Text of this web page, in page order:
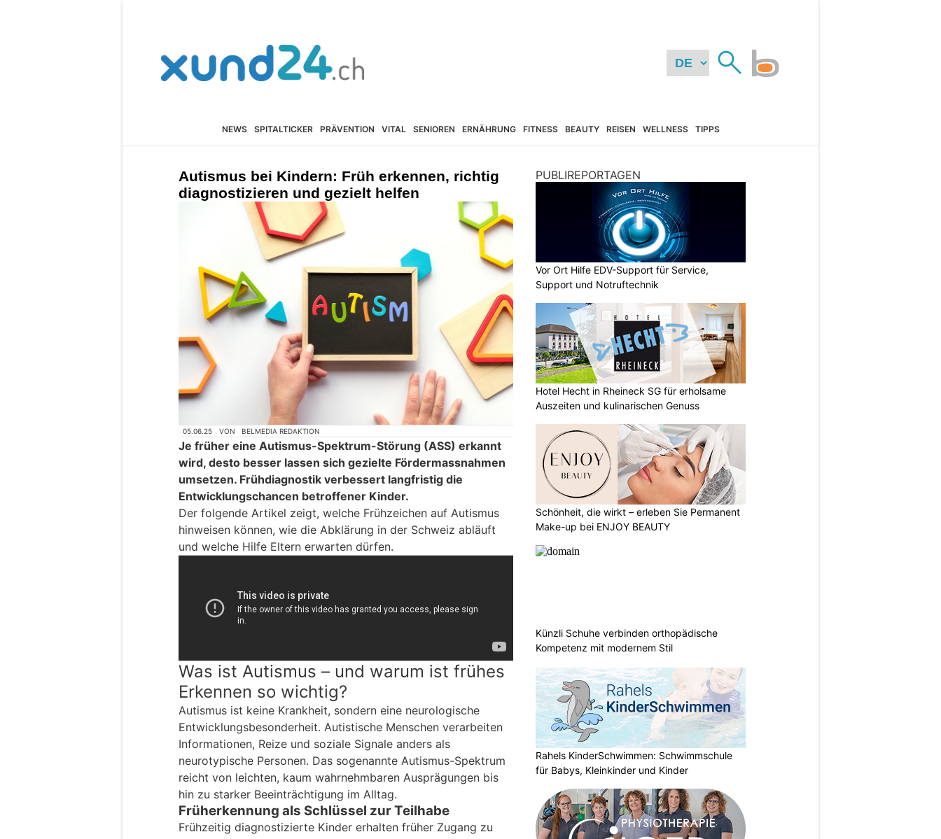
NEWS SPITALTICKER PRÄVENTION VITAL SENIOREN ERNÄHRUNG FITNESS BEAUTY REISEN WELLNESS TIPPS
Autismus bei Kindern: Früh erkennen, richtig
diagnostizieren und gezielt helfen
05.06.25 VON BELMEDIA REDAKTION
Je früher eine Autismus-Spektrum-Störung (ASS) erkannt
wird, desto besser lassen sich gezielte Fördermassnahmen
umsetzen. Frühdiagnostik verbessert langfristig die
Entwicklungschancen betroffener Kinder.
Der folgende Artikel zeigt, welche Frühzeichen auf Autismus
hinweisen können, wie die Abklärung in der Schweiz abläuft
und welche Hilfe Eltern erwarten dürfen.
Was ist Autismus – und warum ist frühes
Erkennen so wichtig?
Autismus ist keine Krankheit, sondern eine neurologische
Entwicklungsbesonderheit. Autistische Menschen verarbeiten
Informationen, Reize und soziale Signale anders als
neurotypische Personen. Das sogenannte Autismus-Spektrum
reicht von leichten, kaum wahrnehmbaren Ausprägungen bis
hin zu starker Beeinträchtigung im Alltag.
Früherkennung als Schlüssel zur Teilhabe
Frühzeitig diagnostizierte Kinder erhalten früher Zugang zu
PUBLIREPORTAGEN
Vor Ort Hilfe EDV-Support für Service,
Support und Notruftechnik
Hotel Hecht in Rheineck SG für erholsame
Auszeiten und kulinarischen Genuss
Schönheit, die wirkt – erleben Sie Permanent
Make-up bei ENJOY BEAUTY
Künzli Schuhe verbinden orthopädische
Kompetenz mit modernem Stil
Rahels KinderSchwimmen: Schwimmschule
für Babys, Kleinkinder und Kinder